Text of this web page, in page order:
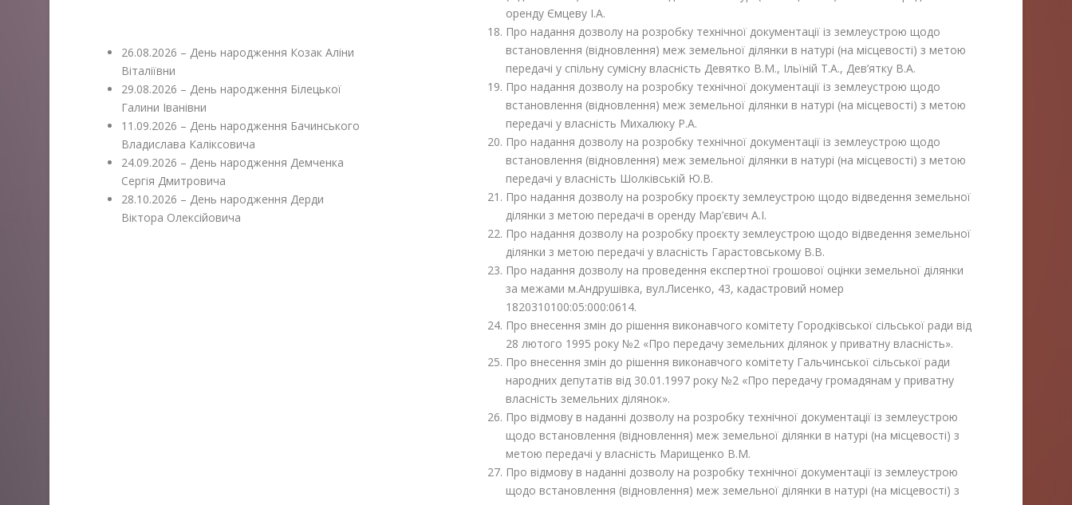
оренду Ємцеву І.А.
Про надання дозволу на розробку технічної документації із землеустрою щодо
встановлення (відновлення) меж земельної ділянки в натурі (на місцевості) з метою
передачі у спільну сумісну власність Девятко В.М., Ільїній Т.А., Дев’ятку В.А.
Про надання дозволу на розробку технічної документації із землеустрою щодо
встановлення (відновлення) меж земельної ділянки в натурі (на місцевості) з метою
передачі у власність Михалюку Р.А.
Про надання дозволу на розробку технічної документації із землеустрою щодо
встановлення (відновлення) меж земельної ділянки в натурі (на місцевості) з метою
передачі у власність Шолківській Ю.В.
Про надання дозволу на розробку проєкту землеустрою щодо відведення земельної
ділянки з метою передачі в оренду Мар’євич А.І.
Про надання дозволу на розробку проєкту землеустрою щодо відведення земельної
ділянки з метою передачі у власність Гарастовському В.В.
Про надання дозволу на проведення експертної грошової оцінки земельної ділянки
за межами м.Андрушівка, вул.Лисенко, 43, кадастровий номер
1820310100:05:000:0614.
Про внесення змін до рішення виконавчого комітету Городківської сільської ради від
28 лютого 1995 року №2 «Про передачу земельних ділянок у приватну власність».
Про внесення змін до рішення виконавчого комітету Гальчинської сільської ради
народних депутатів від 30.01.1997 року №2 «Про передачу громадянам у приватну
власність земельних ділянок».
Про відмову в наданні дозволу на розробку технічної документації із землеустрою
щодо встановлення (відновлення) меж земельної ділянки в натурі (на місцевості) з
метою передачі у власність Марищенко В.М.
Про відмову в наданні дозволу на розробку технічної документації із землеустрою
щодо встановлення (відновлення) меж земельної ділянки в натурі (на місцевості) з
26.08.2026 – День народження Козак Аліни
Віталіївни
29.08.2026 – День народження Білецької
Галини Іванівни
11.09.2026 – День народження Бачинського
Владислава Каліксовича
24.09.2026 – День народження Демченка
Сергія Дмитровича
28.10.2026 – День народження Дерди
Віктора Олексійовича